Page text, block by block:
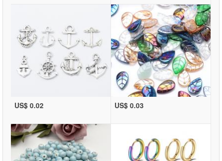
US$ 0.02 US$ 0.03